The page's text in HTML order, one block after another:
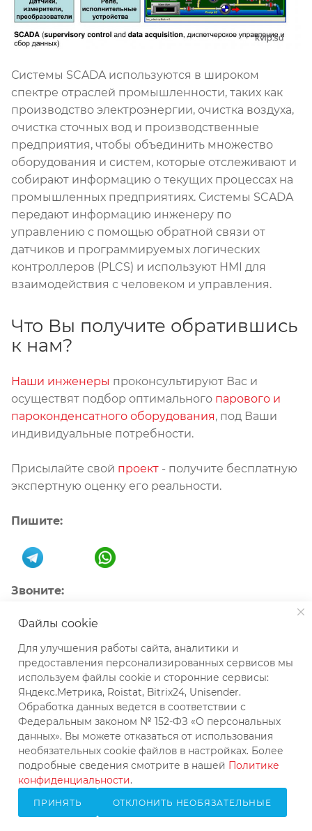
Системы SCADA используются в широком
спектре отраслей промышленности, таких как
производство электроэнергии, очистка воздуха,
очистка сточных вод и производственные
предприятия, чтобы объединить множество
оборудования и систем, которые отслеживают и
собирают информацию о текущих процессах на
промышленных предприятиях. Системы SCADA
передают информацию инженеру по
управлению с помощью обратной связи от
датчиков и программируемых логических
контроллеров (PLCS) и используют HMI для
взаимодействия с человеком и управления.
Что Вы получите обратившись
к нам?
Наши инженеры проконсультируют Вас и
осуществят подбор оптимального парового и
пароконденсатного оборудования, под Ваши
индивидуальные потребности.
Присылайте свой проект - получите бесплатную
экспертную оценку его реальности.
Пишите:
Звоните:
Товары
Все 4 Поплавковые конденсатоотводчики
Редукционные клапаны на воду 2
Шаровые краны 1
Файлы cookie
Для улучшения работы сайта, аналитики и
предоставления персонализированных сервисов мы
используем файлы cookie и сторонние сервисы:
Яндекс.Метрика, Roistat, Bitrix24, Unisender.
Обработка данных ведется в соответствии с
Федеральным законом № 152-ФЗ «О персональных
данных». Вы можете отказаться от использования
необязательных cookie файлов в настройках. Более
подробные сведения смотрите в нашей Политике
конфиденциальности.
ПРИНЯТЬ ОТКЛОНИТЬ НЕОБЯЗАТЕЛЬНЫЕ